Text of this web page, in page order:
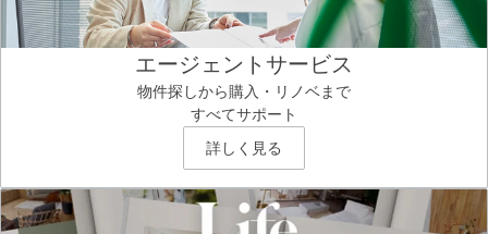
エージェントサービス
物件探しから購入・リノベまで
すべてサポート
詳しく見る